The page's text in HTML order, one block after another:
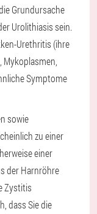
Grundursache
Urolithiasis sein.
Urethritis (ihre
Mykoplasmen,
Symptome
sowie
zu einer
einer
der Harnröhre
Zystitis
dass Sie die